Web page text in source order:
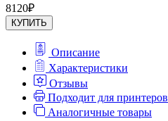
8120₽
КУПИТЬ
Описание
Характеристики
Отзывы
Подходит для принтеров
Аналогичные товары